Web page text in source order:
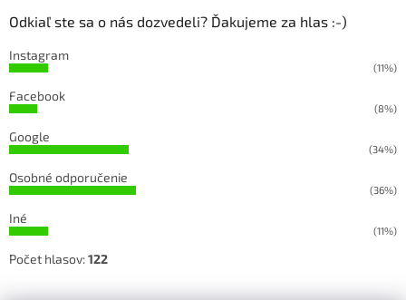
Odkiaľ ste sa o nás dozvedeli? Ďakujeme za hlas :-)
Instagram
(11%)
Facebook
(8%)
Google
(34%)
Osobné odporučenie
(36%)
Iné
(11%)
Počet hlasov:122